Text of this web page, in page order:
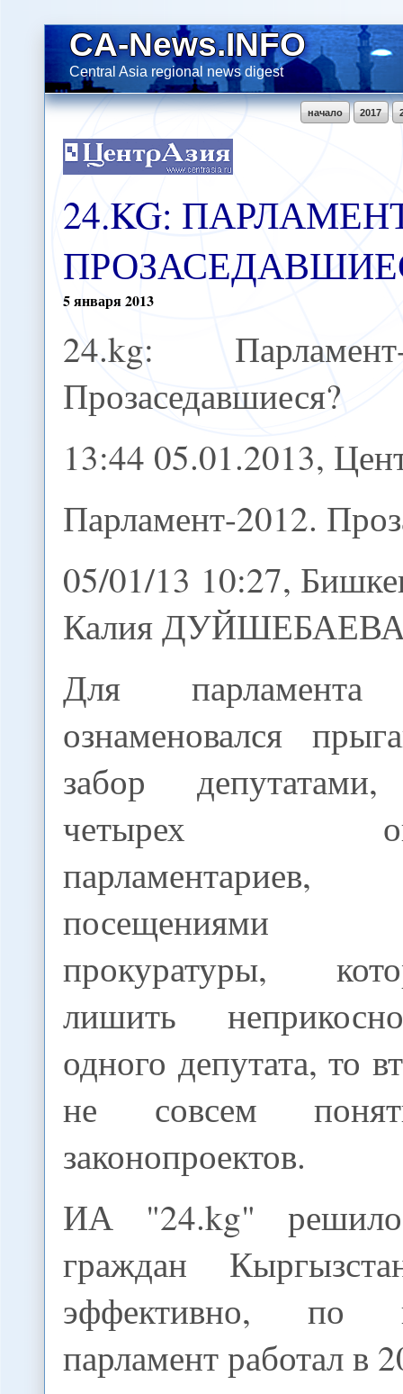
CA-News.INFO
Central Asia regional news digest
2017
начало
24.KG:
5января2013
24.kg: Парламент-
Прозаседавшиеся?
13:44 05.01.2013,
Парламент-2012.
05/01/13 10:27,
Калия
Для
ознаменовался
забор
четырех
посещениями
прокуратуры,
лишить
одного депутата, то
не совсем
законопроектов.
ИА "24.kg"
граждан
эффективно, по
парламент работал в